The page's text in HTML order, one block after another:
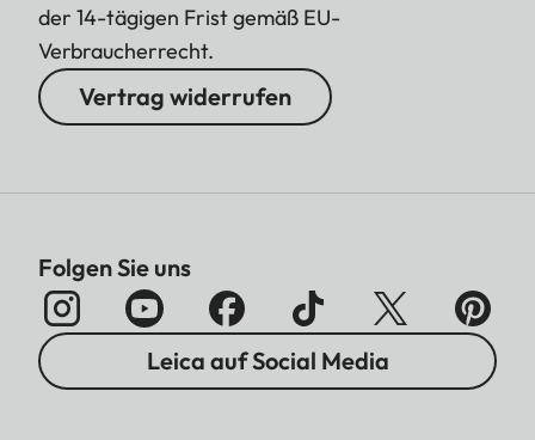
der 14-tägigen Frist gemäß EU-
Verbraucherrecht.
Vertrag widerrufen
Folgen Sie uns
Leica auf Social Media